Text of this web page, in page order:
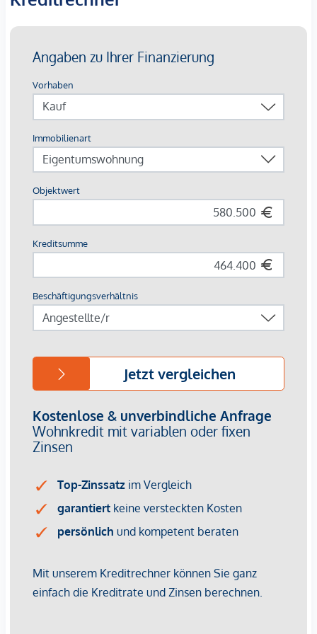
Ausführung und Ausstattung sind möglich.
Die Wohnungen sind teilweise bis Ende 2029 befristet
vermietet.
KFZ- Garagenstellplatz
von € 42.500,-dazu erworben werden.
dem zu vermittelnden Dritten ein familiäres oder
Der Vermittler ist als Doppelmakler tätig.
*Der Vertrag kommt nicht mit der INFINA Credit Broker
GmbH zustande. Das Objekt wird von einem externen
Immobilienunternehmen angeboten. Allfällige aus dem
gegenüber dem anbietenden Immobilienunternehmen
geltend zu machen. Wir weisen Sie darauf hin, dass die
unverbindliche Vorabinformationen sind und daher ohne
Gewähr erfolgen. Der Vermittler ist als Doppelmakler tätig.